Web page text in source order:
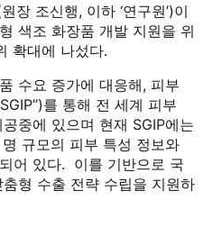
장 조신행, 이하 ‘연구원’)이
색조 화장품 개발 지원을 위
확대에 나섰다.
수요 증가에 대응해, 피부
를 통해 전 세계 피부
중에 있으며 현재 SGIP에는
규모의 피부 특성 정보와
어 있다. 이를 기반으로 국
형 수출 전략 수립을 지원하